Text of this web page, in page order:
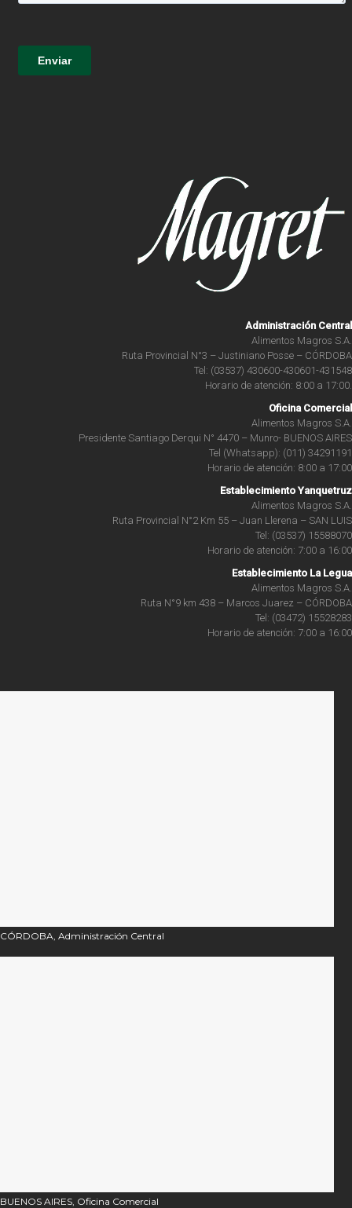
Administración Central
Alimentos Magros S.A.
Ruta Provincial N°3 – Justiniano Posse – CÓRDOBA
Tel: (03537) 430600-430601-431548
Horario de atención: 8:00 a 17:00.
Oficina Comercial
Alimentos Magros S.A.
Presidente Santiago Derqui N° 4470 – Munro- BUENOS AIRES
Tel (Whatsapp): (011) 34291191
Horario de atención: 8:00 a 17:00
Establecimiento Yanquetruz
Alimentos Magros S.A.
Ruta Provincial N°2 Km 55 – Juan Llerena – SAN LUIS
Tel: (03537) 15588070
Horario de atención: 7:00 a 16:00
Establecimiento La Legua
Alimentos Magros S.A.
Ruta N°9 km 438 – Marcos Juarez – CÓRDOBA
Tel: (03472) 15528283
Horario de atención: 7:00 a 16:00
CÓRDOBA, Administración Central
BUENOS AIRES, Oficina Comercial